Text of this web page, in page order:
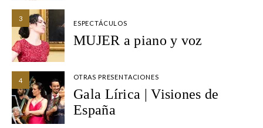
3
ESPECTÁCULOS
MUJER a piano y voz
4 OTRAS PRESENTACIONES
Gala Lírica | Visiones de
España